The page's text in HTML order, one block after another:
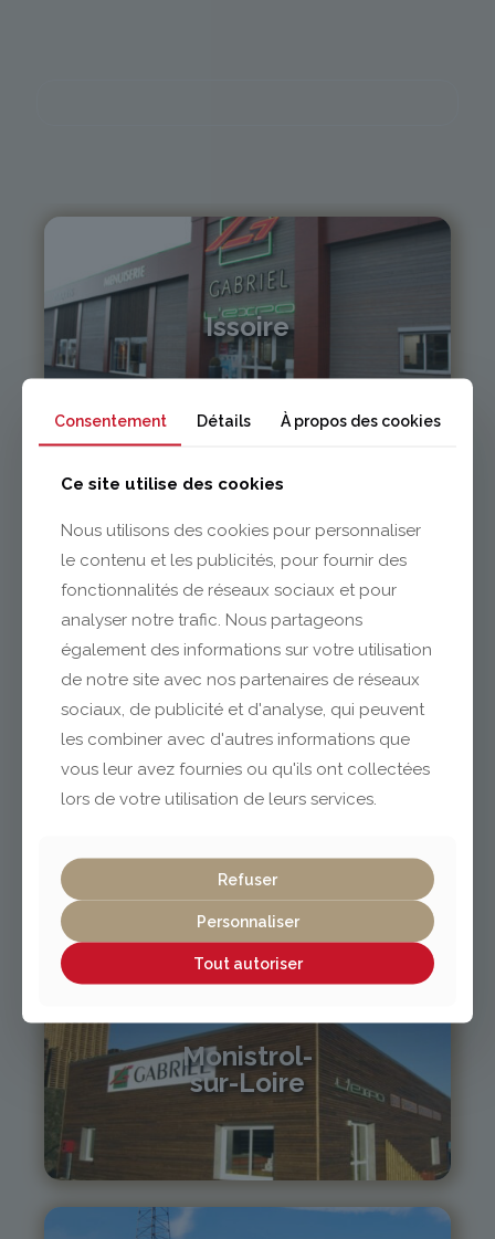
Issoire
contact@gabriel-sa.fr
Clermont-Ferrand
04 73 42 18 38
04 70 97 56 39
cusset@gabriel-sa.fr
Monistrol-
sur-Loire
monistrol@gabriel-sa.fr
Consentement Détails À propos des cookies
Ce site utilise des cookies
Nous utilisons des cookies pour personnaliser
le contenu et les publicités, pour fournir des
fonctionnalités de réseaux sociaux et pour
analyser notre trafic. Nous partageons
également des informations sur votre utilisation
de notre site avec nos partenaires de réseaux
sociaux, de publicité et d'analyse, qui peuvent
les combiner avec d'autres informations que
vous leur avez fournies ou qu'ils ont collectées
lors de votre utilisation de leurs services.
Refuser
Personnaliser
Tout autoriser